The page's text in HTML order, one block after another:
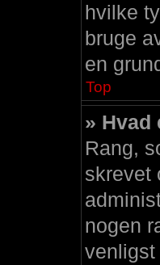
hvilke
bruge
en
Top
»
Rang,
skrevet
nogen